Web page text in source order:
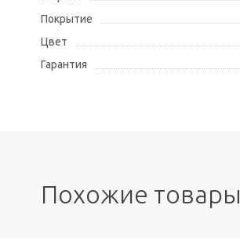
Покрытие
Цвет
Гарантия
Похожие товары